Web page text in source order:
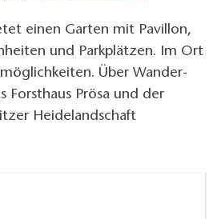
einen Garten mit Pavillon,
und Parkplätzen. Im Ort
Über Wander-
Forsthaus Prösa und der
Heidelandschaft